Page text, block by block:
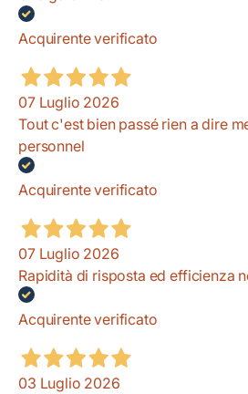
Acquirente verificato
07 Luglio 2026
Tout c'est bien passé rien a dire
personnel
Acquirente verificato
07 Luglio 2026
Rapidità di risposta ed efficienza
Acquirente verificato
03 Luglio 2026